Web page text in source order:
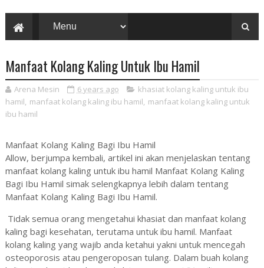
Manfaat Kolang Kaling Untuk Ibu Hamil
Arena Mesin 6 years ago
khasiat kolang kaling untuk ibu
hamil, manfaat kolang kaling ibu hamil, manfaat kolang kaling untuk
ibu hamil
Manfaat Kolang Kaling Bagi Ibu Hamil
Allow, berjumpa kembali, artikel ini akan menjelaskan tentang
manfaat kolang kaling untuk ibu hamil Manfaat Kolang Kaling
Bagi Ibu Hamil simak selengkapnya lebih dalam tentang
Manfaat Kolang Kaling Bagi Ibu Hamil.
Tidak semua orang mengetahui khasiat dan manfaat kolang
kaling bagi kesehatan, terutama untuk ibu hamil. Manfaat
kolang kaling yang wajib anda ketahui yakni untuk mencegah
osteoporosis atau pengeroposan tulang. Dalam buah kolang